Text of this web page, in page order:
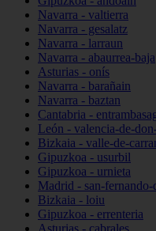
Navarra - valtierra
Navarra - gesalatz
Navarra - larraun
Navarra - abaurrea-baja
Asturias - onís
Navarra - barañain
Navarra - baztan
Cantabria -
León - valencia-de-
Bizkaia - valle-de-
Gipuzkoa - usurbil
Gipuzkoa - urnieta
Madrid - san-fernando-
Bizkaia - loiu
Gipuzkoa - errenteria
Asturias - cabrales